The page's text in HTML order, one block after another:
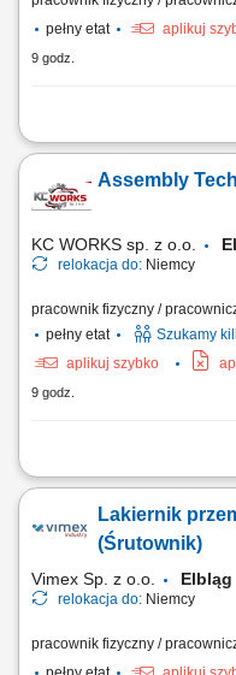
pełny etat
aplikuj
9 godz.
Obowiązki: Prace przy
zachowanie jego wysokiej
Assembly
KC WORKS sp. z o.o.
relokacja do: Niemcy
pracownik fizyczny /
pełny etat
Szukamy
aplikuj szybko
9 godz.
The position includes
Mechanical assembly and
equipment; Installation of
Lakiernik
(Śrutownik)
Vimex Sp. z o.o. Elbląg
relokacja do: Niemcy
pracownik fizyczny /